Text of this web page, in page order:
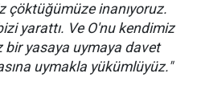
çöktüğümüze inanıyoruz.
yarattı. Ve O'nu kendimiz
bir yasaya uymaya davet
uymakla yükümlüyüz."